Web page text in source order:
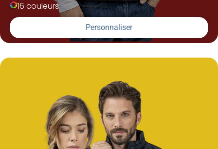
16 couleurs
Personnaliser